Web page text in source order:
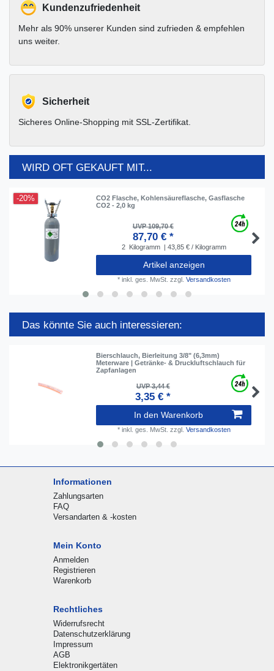
Kundenzufriedenheit
Mehr als 90% unserer Kunden sind zufrieden & empfehlen
uns weiter.
Sicherheit
Sicheres Online-Shopping mit SSL-Zertifikat.
WIRD OFT GEKAUFT MIT...
-20%
CO2 Flasche, Kohlensäureflasche, Gasflasche
CO2 - 2,0 kg
UVP 109,70 €
87,70 € *
2 Kilogramm | 43,85 € / Kilogramm
Artikel anzeigen
* inkl. ges. MwSt. zzgl. Versandkosten
Das könnte Sie auch interessieren:
Bierschlauch, Bierleitung 3/8" (6,3mm)
Meterware | Getränke- & Druckluftschlauch für
Zapfanlagen
UVP 3,44 €
3,35 € *
In den Warenkorb
* inkl. ges. MwSt. zzgl. Versandkosten
Informationen
Zahlungsarten
FAQ
Versandarten & -kosten
Mein Konto
Anmelden
Registrieren
Warenkorb
Rechtliches
Widerrufsrecht
Datenschutzerklärung
Impressum
AGB
Elektronikgertäten